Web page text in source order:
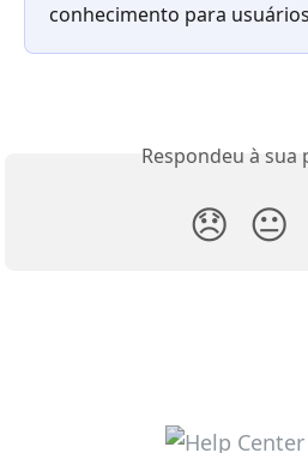
conhecimento para
Respondeu à sua
😞 😐